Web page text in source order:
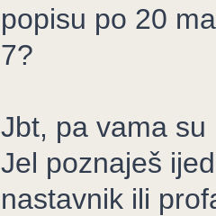
popisu po 20
7?
Jbt, pa vama
Jel poznaješ
nastavnik ili